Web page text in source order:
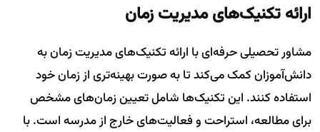
ارائه تکنیک‌های مدیریت زمان
مشاور تحصیلی حرفه‌ای با ارائه تکنیک‌های مدیریت زمان به
دانش‌آموزان کمک می‌کند تا به صورت بهینه‌تری از زمان خود
استفاده کنند. این تکنیک‌ها شامل تعیین زمان‌های مشخص
برای مطالعه، استراحت و فعالیت‌های خارج از مدرسه است. با